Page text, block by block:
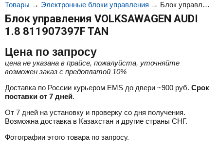
Товары → Электронные блоки управления → Блок управления VOLKSAWAGEN AUDI 1.8 811907397F TAN
Блок управления VOLKSAWAGEN AUDI
1.8 811907397F TAN
Цена по запросу
цена не указана в прайсе, пожалуйста, уточняйте
возможен заказ с предоплатой 10%
Доставка по России курьером EMS до двери ~900 руб. Срок
поставки от 7 дней.
От 7 дней на установку и проверку со дня получения.
Возможна доставка в Казахстан и другие страны СНГ.
Фотографии этого товара по запросу.